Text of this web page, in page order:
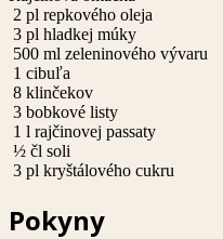
2 pl repkového oleja
3 pl hladkej múky
500 ml zeleninového vývaru
1 cibuľa
8 klinčekov
3 bobkové listy
1 l rajčinovej passaty
½ čl soli
3 pl kryštálového cukru
Pokyny